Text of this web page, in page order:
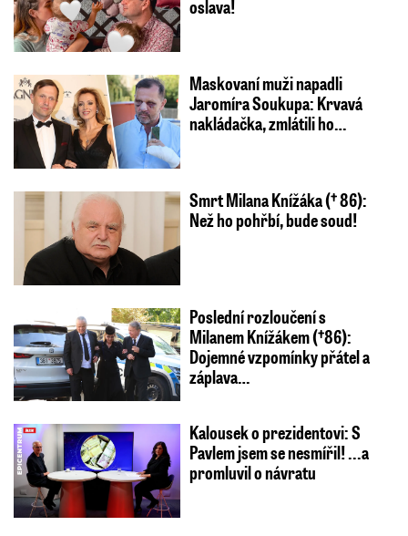
oslava!
Maskovaní muži napadli
Jaromíra Soukupa: Krvavá
nakládačka, zmlátili ho…
Smrt Milana Knížáka († 86):
Než ho pohřbí, bude soud!
Poslední rozloučení s
Milanem Knížákem (†86):
Dojemné vzpomínky přátel a
záplava…
Kalousek o prezidentovi: S
Pavlem jsem se nesmířil! ...a
promluvil o návratu